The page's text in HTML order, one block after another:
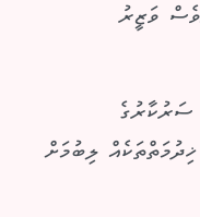
ވަޒީރު
ލިބުމަށް